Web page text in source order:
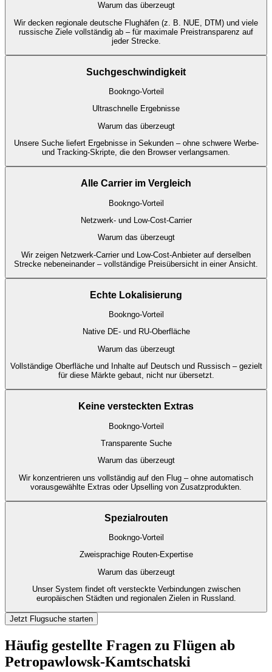
Warum das überzeugt
Wir decken regionale deutsche Flughäfen (z. B. NUE, DTM) und viele
russische Ziele vollständig ab – für maximale Preistransparenz auf
jeder Strecke.
Suchgeschwindigkeit
Bookngo-Vorteil
Ultraschnelle Ergebnisse
Warum das überzeugt
Unsere Suche liefert Ergebnisse in Sekunden – ohne schwere Werbe-
und Tracking-Skripte, die den Browser verlangsamen.
Alle Carrier im Vergleich
Bookngo-Vorteil
Netzwerk- und Low-Cost-Carrier
Warum das überzeugt
Wir zeigen Netzwerk-Carrier und Low-Cost-Anbieter auf derselben
Strecke nebeneinander – vollständige Preisübersicht in einer Ansicht.
Echte Lokalisierung
Bookngo-Vorteil
Native DE- und RU-Oberfläche
Warum das überzeugt
Vollständige Oberfläche und Inhalte auf Deutsch und Russisch – gezielt
für diese Märkte gebaut, nicht nur übersetzt.
Keine versteckten Extras
Bookngo-Vorteil
Transparente Suche
Warum das überzeugt
Wir konzentrieren uns vollständig auf den Flug – ohne automatisch
vorausgewählte Extras oder Upselling von Zusatzprodukten.
Spezialrouten
Bookngo-Vorteil
Zweisprachige Routen-Expertise
Warum das überzeugt
Unser System findet oft versteckte Verbindungen zwischen
europäischen Städten und regionalen Zielen in Russland.
Jetzt Flugsuche starten
Häufig gestellte Fragen zu Flügen ab
Petropawlowsk-Kamtschatski